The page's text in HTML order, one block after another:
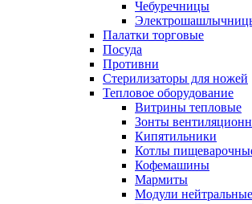
Чебуречницы
Палатки торговые
Посуда
Противни
Стерилизаторы для ножей
Тепловое оборудование
Витрины тепловые
Зонты
Кипятильники
Котлы
Кофемашины
Мармиты
Модули нейтральные